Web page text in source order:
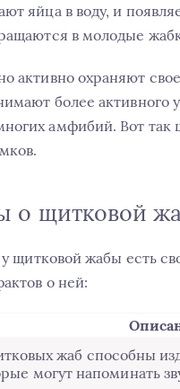
яйца в воду, и
в молодые
активно охраняют
более активного
амфибий. Вот так
о щитковой
щитковой жабы есть
о ней:
жаб способны
могут напоминать